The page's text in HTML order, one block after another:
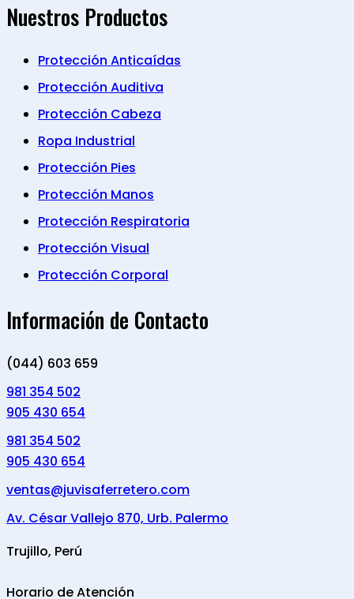
Nuestros Productos
Protección Anticaídas
Protección Auditiva
Protección Cabeza
Ropa Industrial
Protección Pies
Protección Manos
Protección Respiratoria
Protección Visual
Protección Corporal
Información de Contacto
(044) 603 659
981 354 502
905 430 654
981 354 502
905 430 654
ventas@juvisaferretero.com
Av. César Vallejo 870, Urb. Palermo
Trujillo, Perú
Horario de Atención